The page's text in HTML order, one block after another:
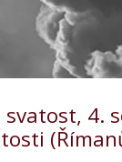
4.